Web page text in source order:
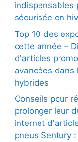
indispensables
sécurisée en
Top 10 des
cette année –
d'articles
avancées dans
hybrides
Conseils pour
prolonger leur
internet
pneus Sentury